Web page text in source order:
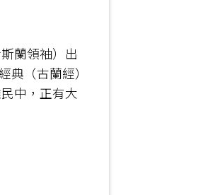
蘭領袖）出
（古蘭經）
中，正有大